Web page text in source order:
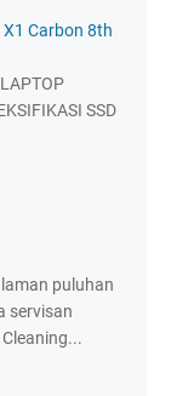
Carbon 8th
SSD
puluhan
servisan